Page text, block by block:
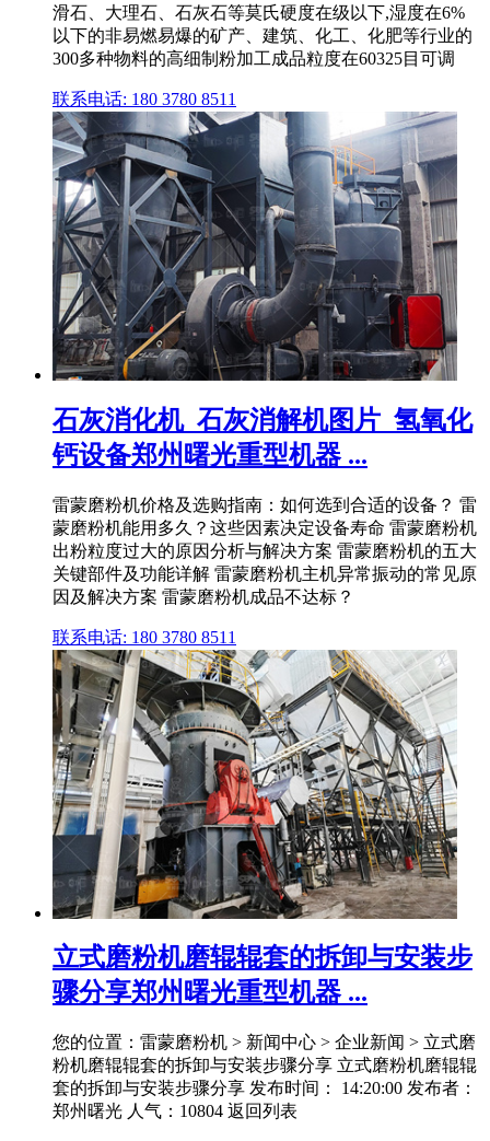
滑石、大理石、石灰石等莫氏硬度在级以下,湿度在6%
以下的非易燃易爆的矿产、建筑、化工、化肥等行业的
300多种物料的高细制粉加工成品粒度在60325目可调
联系电话: 180 3780 8511
石灰消化机_石灰消解机图片_氢氧化
钙设备郑州曙光重型机器 ...
雷蒙磨粉机价格及选购指南：如何选到合适的设备？ 雷
蒙磨粉机能用多久？这些因素决定设备寿命 雷蒙磨粉机
出粉粒度过大的原因分析与解决方案 雷蒙磨粉机的五大
关键部件及功能详解 雷蒙磨粉机主机异常振动的常见原
因及解决方案 雷蒙磨粉机成品不达标？
联系电话: 180 3780 8511
立式磨粉机磨辊辊套的拆卸与安装步
骤分享郑州曙光重型机器 ...
您的位置：雷蒙磨粉机 > 新闻中心 > 企业新闻 > 立式磨
粉机磨辊辊套的拆卸与安装步骤分享 立式磨粉机磨辊辊
套的拆卸与安装步骤分享 发布时间： 14:20:00 发布者：
郑州曙光 人气：10804 返回列表